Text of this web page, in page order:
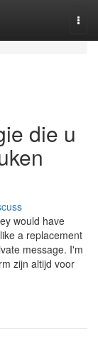
die u
would have
a replacement
message. I'm
zijn altijd voor